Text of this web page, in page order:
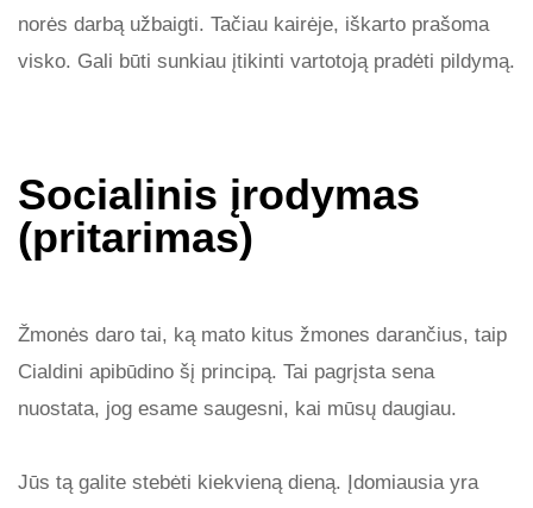
norės darbą užbaigti. Tačiau kairėje, iškarto prašoma
visko. Gali būti sunkiau įtikinti vartotoją pradėti pildymą.
Socialinis įrodymas
(pritarimas)
Žmonės daro tai, ką mato kitus žmones darančius, taip
Cialdini apibūdino šį principą. Tai pagrįsta sena
nuostata, jog esame saugesni, kai mūsų daugiau.
Jūs tą galite stebėti kiekvieną dieną. Įdomiausia yra